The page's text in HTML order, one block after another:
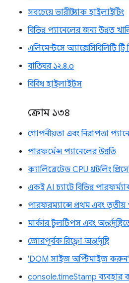
সবচেয়ে ভারী স্ট্যাক হাইলাইটিং
বিভিন্ন প্যানেলের জন্য উন্নত
এলিমেন্টসে অ্যাক্সেসিবিলিটি ট্রি
বাতিঘর ১২.৪.০
বিবিধ হাইলাইটস
ক্রোম ১৩৪
গোপনীয়তা এবং নিরাপত্তা
পারফর্মেন্স প্যানেলের উন্নতি
ক্যালিব্রেটেড CPU থ্রটলিং
একই AI চ্যাটে বিভিন্ন
পারফরম্যান্সে প্রথম এবং তৃতীয়
মার্কার টুলটিপস এবং
জোরপূর্বক রিফ্লো অন্তর্দৃষ্টি
'DOM সাইজ অপ্টিমাইজ করুন'
console.timeStamp ব্যবহার